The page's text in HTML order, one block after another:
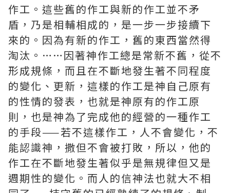
作工。這些舊的作工與新的作工並不矛
盾，乃是相輔相成的，是一步一步接續下
來的。因為有新的作工，舊的東西當然得
淘汰。……因著神作工總是常新不舊，從不
形成規條，而且在不斷地發生著不同程度
的變化、更新，這樣的作工是神自己原有
的性情的發表，也就是神原有的作工原
則，也是神為了完成他的經營的一種作工
的手段——若不這樣作工，人不會變化，不
能認識神，撒但不會被打敗，所以，他的
作工在不斷地發生著似乎是無規律但又是
週期性的變化。而人的信神法也就大不相